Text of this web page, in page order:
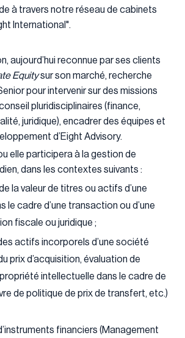
à travers notre réseau de cabinets
International".
aujourd’hui reconnue par ses clients
Equitysur son marché, recherche
pour intervenir sur des missions
pluridisciplinaires (finance,
juridique), encadrer des équipes et
d’Eight Advisory.
elle participera à la gestion de
dans les contextes suivants :
la valeur de titres ou actifs d’une
le cadre d’une transaction ou d’une
fiscale ou juridique ;
actifs incorporels d’une société
prix d’acquisition, évaluation de
intellectuelle dans le cadre de
de politique de prix de transfert, etc.)
financiers (Management